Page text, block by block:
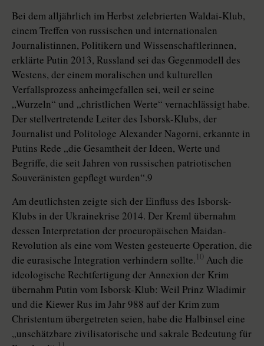
Bei dem alljährlich im Herbst zelebrierten Waldai-Klub,
einem Treffen von russischen und internationalen
Journalistinnen, Politikern und Wissenschaftlerinnen,
erklärte Putin 2013, Russland sei das Gegenmodell des
Westens, der einem moralischen und kulturellen
Verfallsprozess anheimgefallen sei, weil er seine
„Wurzeln“ und „christlichen Werte“ vernachlässigt habe.
Der stellvertretende Leiter des Isborsk-Klubs, der
Journalist und Politologe Alexander Nagorni, erkannte in
Putins Rede „die Gesamtheit der Ideen, Werte und
Begriffe, die seit Jahren von russischen patriotischen
Souveränisten gepflegt wurden“.9
Am deutlichsten zeigte sich der Einfluss des Isborsk-
Klubs in der Ukrainekrise 2014. Der Kreml übernahm
dessen Interpretation der proeuropäischen Maidan-
Revolution als eine vom Westen gesteuerte Operation, die
die eurasische Integration verhindern sollte. 10 Auch die
ideologische Rechtfertigung der Annexion der Krim
übernahm Putin vom Isborsk-Klub: Weil Prinz Wladimir
und die Kiewer Rus im Jahr 988 auf der Krim zum
Christentum übergetreten seien, habe die Halbinsel eine
„unschätzbare zivilisatorische und sakrale Bedeutung für